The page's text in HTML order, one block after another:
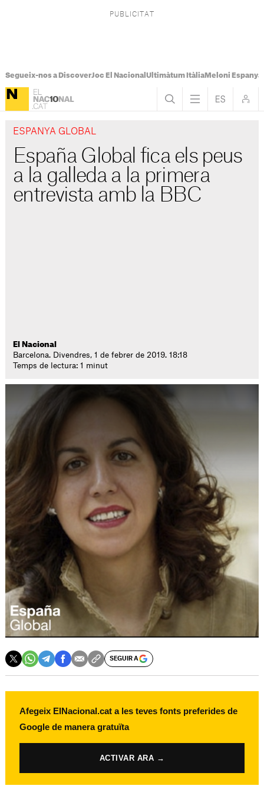
Segueix-nos a DiscoverJoc El Nacional Ultimàtum ItàliaMeloni Espanya
ESPANYA GLOBAL
España Global fica els peus
a la galleda a la primera
entrevista amb la BBC
El Nacional
Barcelona. Divendres, 1 de febrer de 2019. 18:18
Temps de lectura: 1 minut
SEGUIR A
Afegeix ElNacional.cat a les teves fonts preferides de
Google de manera gratuïta
ACTIVAR ARA →